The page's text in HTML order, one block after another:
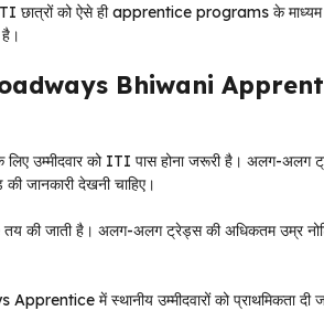
छात्रों को ऐसे ही apprentice programs के
Bhiwani
उम्मीदवार को ITI पास होना जरूरी है। अलग-अलग
जानकारी देखनी चाहिए।
तय की जाती है। अलग-अलग ट्रेड्स की अधिकतम उम्र
में स्थानीय उम्मीदवारों को प्राथमिकता दी